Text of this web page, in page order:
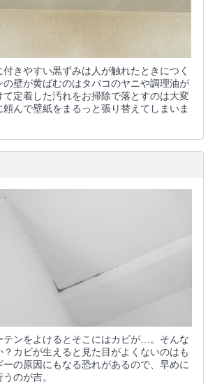
付きやすい黒ずみは人が触れたときにつく
の壁が黄ばむのはタバコのヤニや調理油が
て定着した汚れをお掃除で落とすのは大変
頼んで壁紙をまるっと張り替えてしまいま
テンをよけるとそこにはカビが…。そんな
カビが生えると見た目がよくないのはも
ーの原因にもなる恐れがあるので、早めに
のが吉。